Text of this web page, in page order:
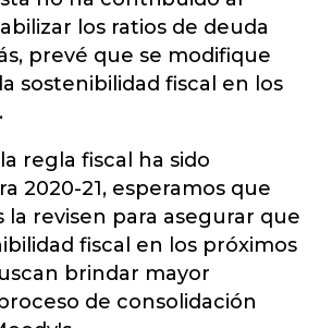
los ratios de deuda
prevé que se modifique
sostenibilidad fiscal en los
regla fiscal ha sido
2020-21, esperamos que
la revisen para asegurar que
fiscal en los próximos
brindar mayor
de consolidación